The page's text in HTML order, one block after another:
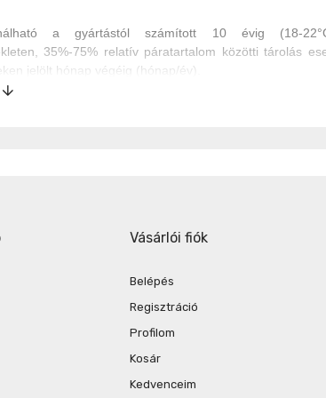
a gyártástól számított 10 évig (18-
35%-75% relatív páratartalom közötti tárolás
jelölt hónap végéig (hónap/év).
Vásárlói fiók
Belépés
Regisztráció
Profilom
Kosár
Kedvenceim